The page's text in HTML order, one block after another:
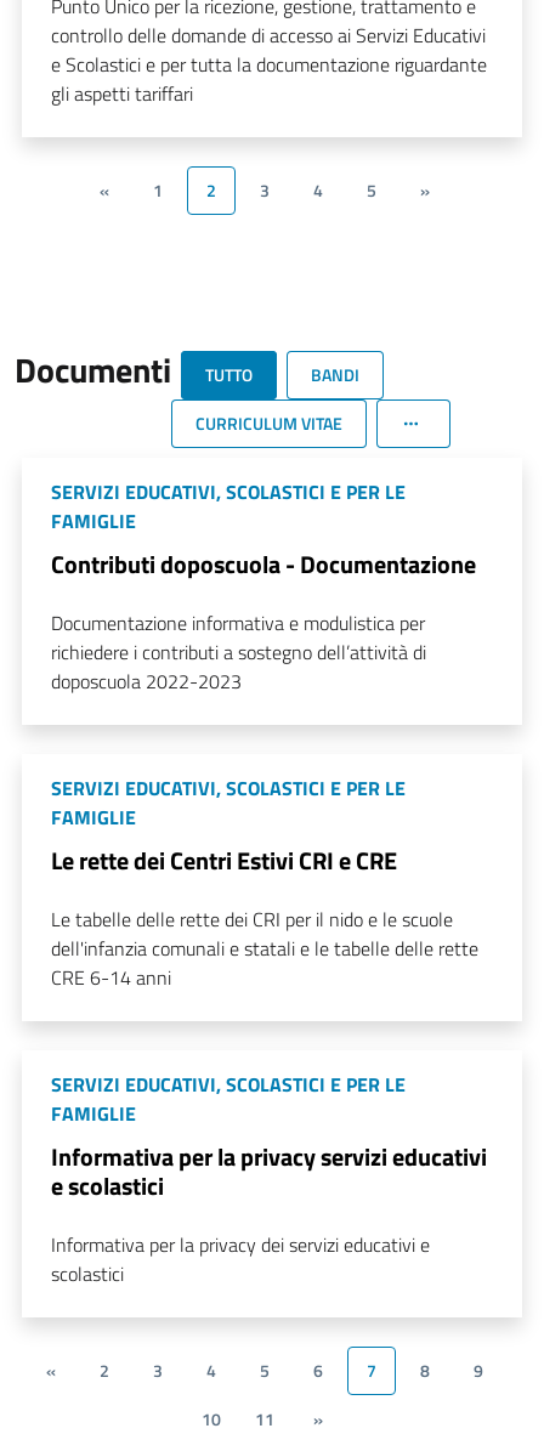
Punto Unico per la ricezione, gestione, trattamento e
controllo delle domande di accesso ai Servizi Educativi
e Scolastici e per tutta la documentazione riguardante
gli aspetti tariffari
« 1 2 3 4 5 »
Documenti TUTTO
BANDI
CURRICULUM VITAE
SERVIZI EDUCATIVI, SCOLASTICI E PER LE
FAMIGLIE
Contributi doposcuola - Documentazione
Documentazione informativa e modulistica per
richiedere i contributi a sostegno dell’attività di
doposcuola 2022-2023
SERVIZI EDUCATIVI, SCOLASTICI E PER LE
FAMIGLIE
Le rette dei Centri Estivi CRI e CRE
Le tabelle delle rette dei CRI per il nido e le scuole
dell'infanzia comunali e statali e le tabelle delle rette
CRE 6-14 anni
SERVIZI EDUCATIVI, SCOLASTICI E PER LE
FAMIGLIE
Informativa per la privacy servizi educativi
e scolastici
Informativa per la privacy dei servizi educativi e
scolastici
« 2 3 4 5 6 7 8
9
10
11 »